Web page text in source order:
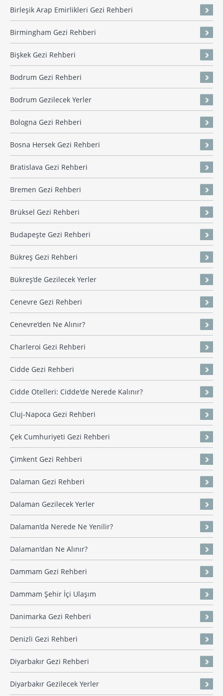
Birleşik Arap Emirlikleri Gezi Rehberi
Birmingham Gezi Rehberi
Bişkek Gezi Rehberi
Bodrum Gezi Rehberi
Bodrum Gezilecek Yerler
Bologna Gezi Rehberi
Bosna Hersek Gezi Rehberi
Bratislava Gezi Rehberi
Bremen Gezi Rehberi
Brüksel Gezi Rehberi
Budapeşte Gezi Rehberi
Bükreş Gezi Rehberi
Bükreş’de Gezilecek Yerler
Cenevre Gezi Rehberi
Cenevre’den Ne Alınır?
Charleroi Gezi Rehberi
Cidde Gezi Rehberi
Cidde Otelleri: Cidde'de Nerede Kalınır?
Cluj-Napoca Gezi Rehberi
Çek Cumhuriyeti Gezi Rehberi
Çimkent Gezi Rehberi
Dalaman Gezi Rehberi
Dalaman Gezilecek Yerler
Dalaman’da Nerede Ne Yenilir?
Dalaman’dan Ne Alınır?
Dammam Gezi Rehberi
Dammam Şehir İçi Ulaşım
Danimarka Gezi Rehberi
Denizli Gezi Rehberi
Diyarbakır Gezi Rehberi
Diyarbakır Gezilecek Yerler